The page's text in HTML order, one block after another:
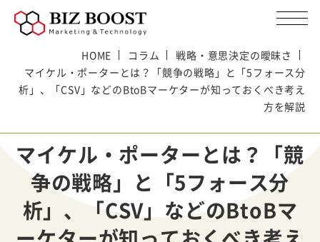
HOME コラム
戦略・意思決定の曖昧さ
マイケル・ポーターとは？「競争の戦略」と「5フォース分
析」、「CSV」などのBtoBマーケターが知っておくべき考え
方を解説
マイケル・ポーターとは？「競
争の戦略」と「5フォース分
析」、「CSV」などのBtoBマ